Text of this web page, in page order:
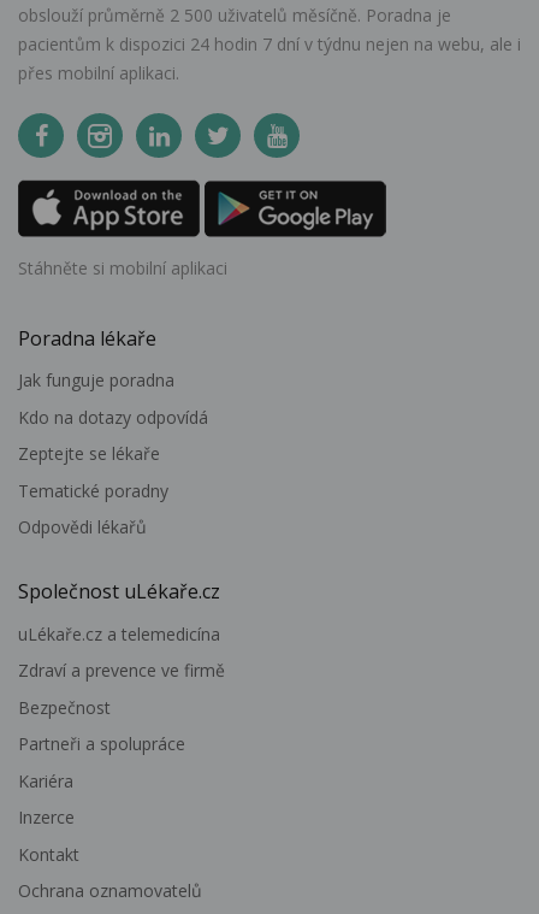
obslouží průměrně 2 500 uživatelů měsíčně. Poradna je
pacientům k dispozici 24 hodin 7 dní v týdnu nejen na webu, ale i
přes mobilní aplikaci.
Stáhněte si mobilní aplikaci
Poradna lékaře
Jak funguje poradna
Kdo na dotazy odpovídá
Zeptejte se lékaře
Tematické poradny
Odpovědi lékařů
Společnost uLékaře.cz
uLékaře.cz a telemedicína
Zdraví a prevence ve firmě
Bezpečnost
Partneři a spolupráce
Kariéra
Inzerce
Kontakt
Ochrana oznamovatelů